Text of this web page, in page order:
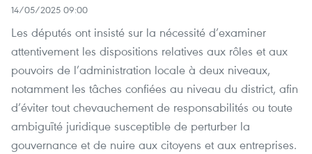
14/05/2025 09:00
Les députés ont insisté sur la nécessité d’examiner
attentivement les dispositions relatives aux rôles et aux
pouvoirs de l’administration locale à deux niveaux,
notamment les tâches confiées au niveau du district, afin
d’éviter tout chevauchement de responsabilités ou toute
ambiguïté juridique susceptible de perturber la
gouvernance et de nuire aux citoyens et aux entreprises.